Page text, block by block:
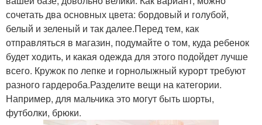
сочетать два основных цвета: бордовый и голубой,
белый и зеленый и так далее.Перед тем, как
отправляться в магазин, подумайте о том, куда ребенок
будет ходить, и какая одежда для этого подойдет лучше
всего. Кружок по лепке и горнолыжный курорт требуют
разного гардероба.Разделите вещи на категории.
Например, для мальчика это могут быть шорты,
футболки, брюки.